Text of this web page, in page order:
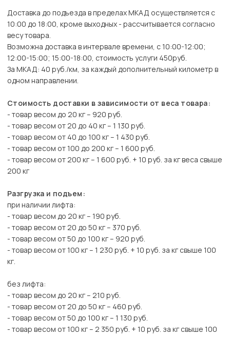
Доставка до подъезда в пределах МКАД осуществляется с
10:00 до 18:00, кроме выходных - рассчитывается согласно
весу товара.
Возможна доставка в интервале времени, с 10:00-12:00;
12:00-15:00; 15:00-18:00, стоимость услуги 450руб.
За МКАД: 40 руб./км, за каждый дополнительный километр в
одном направлении.
Стоимость доставки в зависимости от веса товара:
- товар весом до 20 кг – 920 руб.
- товар весом от 20 до 40 кг – 1 130 руб.
- товар весом от 40 до 100 кг – 1 430 руб.
- товар весом от 100 до 200 кг – 1 600 руб.
- товар весом от 200 кг – 1 600 руб. + 10 руб. за кг веса свыше
200 кг
Разгрузка и подъем:
при наличии лифта:
- товар весом до 20 кг – 190 руб.
- товар весом от 20 до 50 кг – 370 руб.
- товар весом от 50 до 100 кг – 920 руб.
- товар весом от 100 кг – 1 230 руб. + 10 руб. за кг свыше 100
кг.
без лифта:
- товар весом до 20 кг – 210 руб.
- товар весом от 20 до 50 кг – 460 руб.
- товар весом от 50 до 100 кг – 1 130 руб.
- товар весом от 100 кг – 2 350 руб. + 10 руб. за кг свыше 100